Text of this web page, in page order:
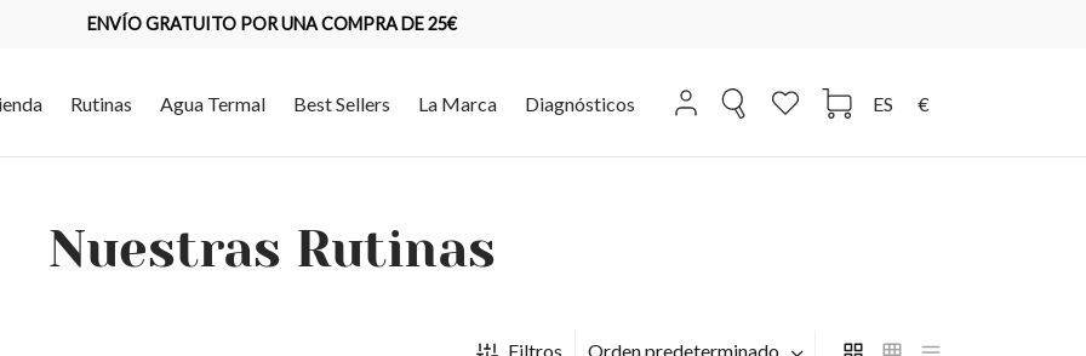
ENVÍO GRATUITO POR UNA COMPRA DE 25€
Rutinas Agua Termal Best Sellers La Marca Diagnósticos ES €
Nuestras Rutinas
Filtros Orden predeterminado